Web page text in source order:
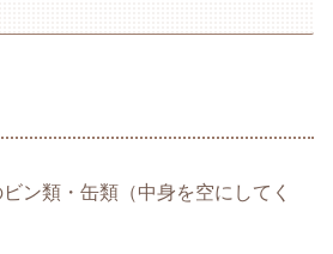
ン類・缶類（中身を空にしてく